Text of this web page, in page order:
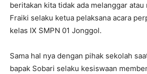
beritakan kita tidak ada melanggar atau
Fraiki selaku ketua pelaksana acara
kelas IX SMPN 01 Jonggol.
Sama hal nya dengan pihak sekolah
bapak Sobari selaku kesiswaan